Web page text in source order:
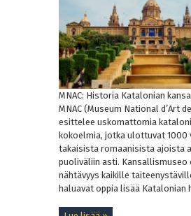
MNAC: Historia Katalonian
MNAC (Museum National d’Art
esittelee uskomattomia
kokoelmia, jotka ulottuvat 1000
takaisista romaanisista ajoista
puoliväliin asti. Kansallismuseo
nähtävyys kaikille
haluavat oppia lisää Katalonian